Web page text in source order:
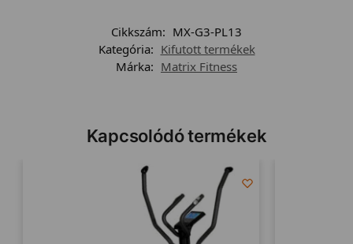
Cikkszám: MX-G3-PL13
Kategória: Kifutott termékek
Márka: Matrix Fitness
Kapcsolódó termékek